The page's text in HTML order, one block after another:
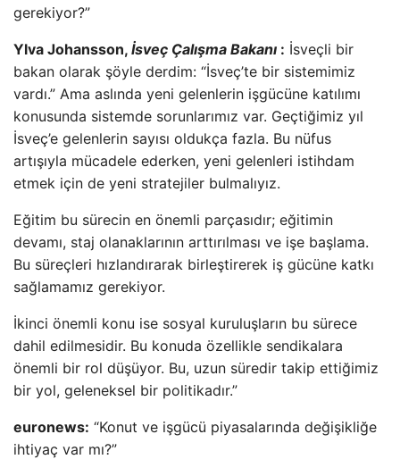
gerekiyor?”
Ylva Johansson, İsveç Çalışma Bakanı : İsveçli bir
bakan olarak şöyle derdim: “İsveç’te bir sistemimiz
vardı.” Ama aslında yeni gelenlerin işgücüne katılımı
konusunda sistemde sorunlarımız var. Geçtiğimiz yıl
İsveç’e gelenlerin sayısı oldukça fazla. Bu nüfus
artışıyla mücadele ederken, yeni gelenleri istihdam
etmek için de yeni stratejiler bulmalıyız.
Eğitim bu sürecin en önemli parçasıdır; eğitimin
devamı, staj olanaklarının arttırılması ve işe başlama.
Bu süreçleri hızlandırarak birleştirerek iş gücüne katkı
sağlamamız gerekiyor.
İkinci önemli konu ise sosyal kuruluşların bu sürece
dahil edilmesidir. Bu konuda özellikle sendikalara
önemli bir rol düşüyor. Bu, uzun süredir takip ettiğimiz
bir yol, geleneksel bir politikadır.”
euronews: “Konut ve işgücü piyasalarında değişikliğe
ihtiyaç var mı?”